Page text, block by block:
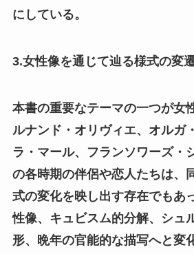
にしている。
3.女性像を通じて辿る様式の変
本書の重要なテーマの一つが女
ルナンド・オリヴィエ、オルガ
ラ・マール、フランソワーズ・
の各時期の伴侶や恋人たちは、
式の変化を映し出す存在でもあ
性像、キュビスム的分解、シュ
形、晩年の官能的な描写へと変